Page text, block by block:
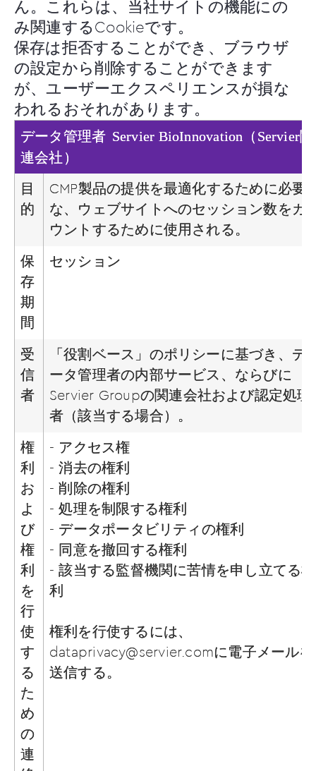
ん。これらは、当社サイトの機能にの
み関連するCookieです。
保存は拒否することができ、ブラウザ
の設定から削除することができます
が、ユーザーエクスペリエンスが損な
われるおそれがあります。
データ管理者 Servier BioInnovation（Servier関
連会社）
目
的
CMP製品の提供を最適化するために必要
な、ウェブサイトへのセッション数をカ
ウントするために使用される。
保
存
期
間
セッション
受
信
者
「役割ベース」のポリシーに基づき、デ
ータ管理者の内部サービス、ならびに
Servier Groupの関連会社および認定処理
者（該当する場合）。
権
利
お
よ
び
権
利
を
行
使
す
る
た
め
の
連
- アクセス権
- 消去の権利
- 削除の権利
- 処理を制限する権利
- データポータビリティの権利
- 同意を撤回する権利
- 該当する監督機関に苦情を申し立てる権
利
権利を行使するには、
dataprivacy@servier.comに電子メールを
送信する。